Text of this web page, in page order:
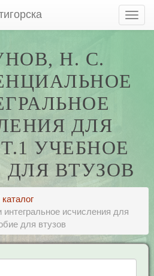
Н. С.
ДЛЯ
УЧЕБНОЕ
ВТУЗОВ
исчисления для
для втузов